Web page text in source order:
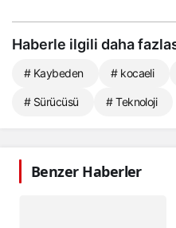
Haberle ilgili daha
# Kaybeden # kocaeli
# Sürücüsü # Teknoloji
Benzer Haberler